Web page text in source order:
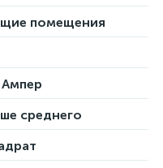
помещения
Ампер
среднего